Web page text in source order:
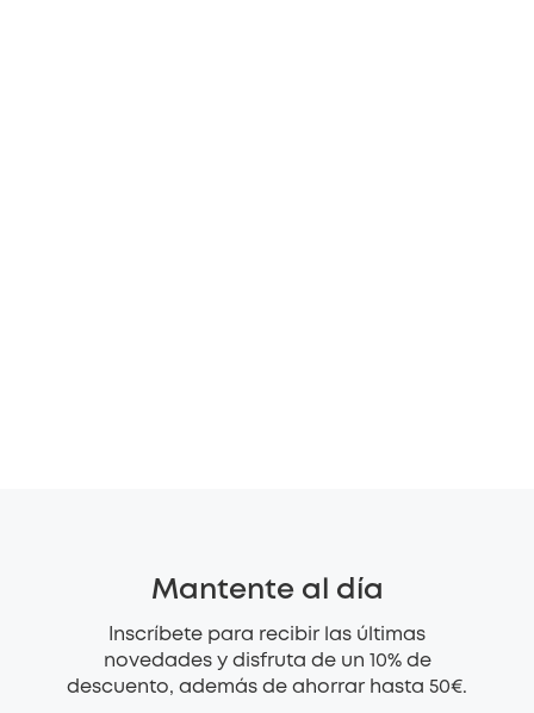
Mantente al día
Inscríbete para recibir las últimas
novedades y disfruta de un 10% de
descuento, además de ahorrar hasta 50€.